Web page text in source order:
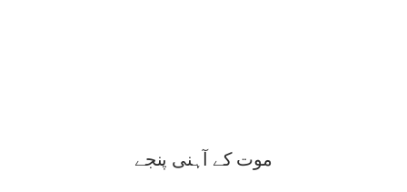
موت کے آہنی پنجے